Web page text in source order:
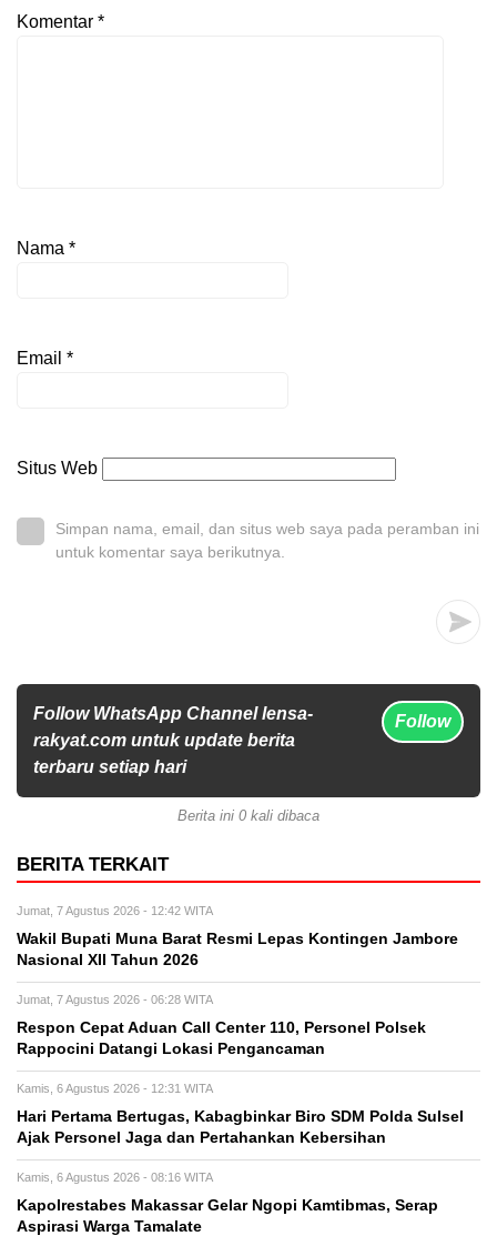
Komentar *
Nama *
Email *
Situs Web
Simpan nama, email, dan situs web saya pada peramban ini
untuk komentar saya berikutnya.
Follow WhatsApp Channel lensa-
rakyat.com untuk update berita
terbaru setiap hari
Follow
Berita ini 0 kali dibaca
BERITA TERKAIT
Jumat, 7 Agustus 2026 - 12:42 WITA
Wakil Bupati Muna Barat Resmi Lepas Kontingen Jambore
Nasional XII Tahun 2026
Jumat, 7 Agustus 2026 - 06:28 WITA
Respon Cepat Aduan Call Center 110, Personel Polsek
Rappocini Datangi Lokasi Pengancaman
Kamis, 6 Agustus 2026 - 12:31 WITA
Hari Pertama Bertugas, Kabagbinkar Biro SDM Polda Sulsel
Ajak Personel Jaga dan Pertahankan Kebersihan
Kamis, 6 Agustus 2026 - 08:16 WITA
Kapolrestabes Makassar Gelar Ngopi Kamtibmas, Serap
Aspirasi Warga Tamalate